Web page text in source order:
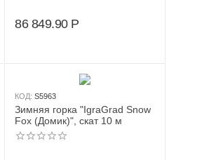
86 849.90 Р
КОД: S5963
Зимняя горка "IgraGrad Snow
Fox (Домик)", скат 10 м